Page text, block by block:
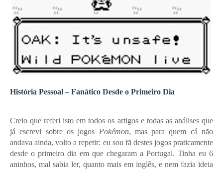
História Pessoal – Fanático Desde o Primeiro Dia
Creio que referi isto em todos os artigos e todas as análises que
já escrevi sobre os jogos Pokémon, mas para quem cá não
andava ainda, volto a repetir: eu sou fã destes jogos praticamente
desde o primeiro dia em que chegaram a Portugal. Tinha eu 6
aninhos, mal sabia ler, quanto mais em inglês, e nem fazia ideia